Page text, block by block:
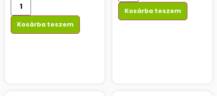
Kosárba teszem
Kosárba teszem